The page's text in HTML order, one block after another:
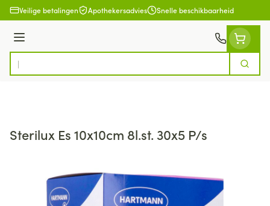
Ga naar de inhoud
Veilige betalingen Apothekersadvies Snelle beschikbaarheid
Menu
Product, merk, categorie...
Zoek
Sterilux Es 10x10cm 8l.st. 30x5 P/s